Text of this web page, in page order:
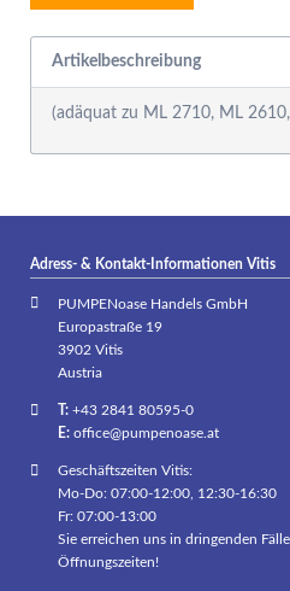
Artikelbeschreibung
(adäquat zu ML 2710, ML
Adress- & Kontakt-Informationen Vitis
PUMPENoase Handels GmbH
Europastraße 19
3902 Vitis
Austria
T:+43 2841 80595-0
E: office@pumpenoase.at
Geschäftszeiten Vitis:
Mo-Do: 07:00-12:00, 12:30-16:30
Fr: 07:00-13:00
Sie erreichen uns in dringenden
Öffnungszeiten!